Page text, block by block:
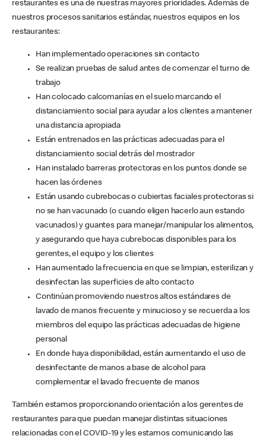
restaurantes es una de nuestras mayores prioridades. Además de
nuestros procesos sanitarios estándar, nuestros equipos en los
restaurantes:
Han implementado operaciones sin contacto
Se realizan pruebas de salud antes de comenzar el turno de
trabajo
Han colocado calcomanías en el suelo marcando el
distanciamiento social para ayudar a los clientes a mantener
una distancia apropiada
Están entrenados en las prácticas adecuadas para el
distanciamiento social detrás del mostrador
Han instalado barreras protectoras en los puntos donde se
hacen las órdenes
Están usando cubrebocas o cubiertas faciales protectoras si
no se han vacunado (o cuando eligen hacerlo aun estando
vacunados) y guantes para manejar/manipular los alimentos,
y asegurando que haya cubrebocas disponibles para los
gerentes, el equipo y los clientes
Han aumentado la frecuencia en que se limpian, esterilizan y
desinfectan las superficies de alto contacto
Continúan promoviendo nuestros altos estándares de
lavado de manos frecuente y minucioso y se recuerda a los
miembros del equipo las prácticas adecuadas de higiene
personal
En donde haya disponibilidad, están aumentando el uso de
desinfectante de manos a base de alcohol para
complementar el lavado frecuente de manos
También estamos proporcionando orientación a los gerentes de
restaurantes para que puedan manejar distintas situaciones
relacionadas con el COVID-19 y les estamos comunicando las